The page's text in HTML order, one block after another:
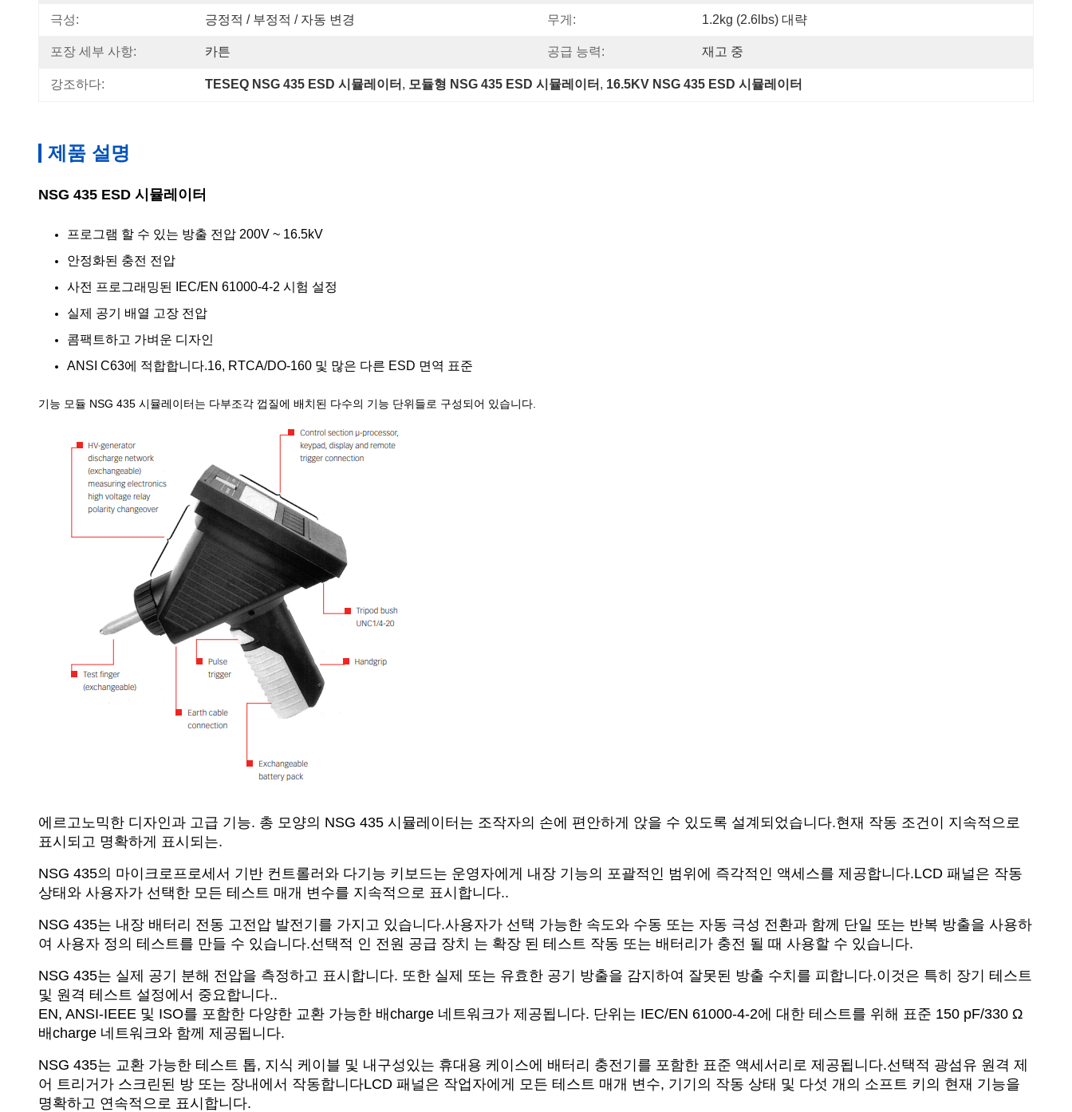
극성: 긍정적 / 부정적 / 자동 변경 무게: 1.2kg (2.6lbs) 대략
포장 세부 사항: 카튼 공급 능력: 재고 중
강조하다: TESEQ NSG 435 ESD 시뮬레이터 , 모듈형 NSG 435 ESD 시뮬레이터 , 16.5KV NSG 435 ESD 시뮬레이터
제품 설명
NSG 435 ESD 시뮬레이터
프로그램 할 수 있는 방출 전압 200V ~ 16.5kV
안정화된 충전 전압
사전 프로그래밍된 IEC/EN 61000-4-2 시험 설정
실제 공기 배열 고장 전압
콤팩트하고 가벼운 디자인
ANSI C63에 적합합니다.16, RTCA/DO-160 및 많은 다른 ESD 면역 표준
기능 모듈 NSG 435 시뮬레이터는 다부조각 껍질에 배치된 다수의 기능 단위들로 구성되어 있습니다.
에르고노믹한 디자인과 고급 기능. 총 모양의 NSG 435 시뮬레이터는 조작자의 손에 편안하게 앉을 수 있도록 설계되었습니다.현재 작동 조건이 지속적으로
표시되고 명확하게 표시되는.
NSG 435의 마이크로프로세서 기반 컨트롤러와 다기능 키보드는 운영자에게 내장 기능의 포괄적인 범위에 즉각적인 액세스를 제공합니다.LCD 패널은 작동
상태와 사용자가 선택한 모든 테스트 매개 변수를 지속적으로 표시합니다..
NSG 435는 내장 배터리 전동 고전압 발전기를 가지고 있습니다.사용자가 선택 가능한 속도와 수동 또는 자동 극성 전환과 함께 단일 또는 반복 방출을 사용하
여 사용자 정의 테스트를 만들 수 있습니다.선택적 인 전원 공급 장치 는 확장 된 테스트 작동 또는 배터리가 충전 될 때 사용할 수 있습니다.
NSG 435는 실제 공기 분해 전압을 측정하고 표시합니다. 또한 실제 또는 유효한 공기 방출을 감지하여 잘못된 방출 수치를 피합니다.이것은 특히 장기 테스트
및 원격 테스트 설정에서 중요합니다..
EN, ANSI-IEEE 및 ISO를 포함한 다양한 교환 가능한 배charge 네트워크가 제공됩니다. 단위는 IEC/EN 61000-4-2에 대한 테스트를 위해 표준 150 pF/330 Ω
배charge 네트워크와 함께 제공됩니다.
NSG 435는 교환 가능한 테스트 톱, 지식 케이블 및 내구성있는 휴대용 케이스에 배터리 충전기를 포함한 표준 액세서리로 제공됩니다.선택적 광섬유 원격 제
어 트리거가 스크린된 방 또는 장내에서 작동합니다LCD 패널은 작업자에게 모든 테스트 매개 변수, 기기의 작동 상태 및 다섯 개의 소프트 키의 현재 기능을
명확하고 연속적으로 표시합니다.